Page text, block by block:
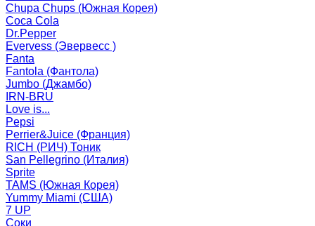
Chupa Chups (Южная Корея)
Coca Cola
Dr.Pepper
Evervess (Эвервесс )
Fanta
Fantola (Фантола)
Jumbo (Джамбо)
IRN-BRU
Love is...
Pepsi
Perrier&Juice (Франция)
RICH (РИЧ) Тоник
San Pellegrino (Италия)
Sprite
TAMS (Южная Корея)
Yummy Miami (США)
7 UP
Соки